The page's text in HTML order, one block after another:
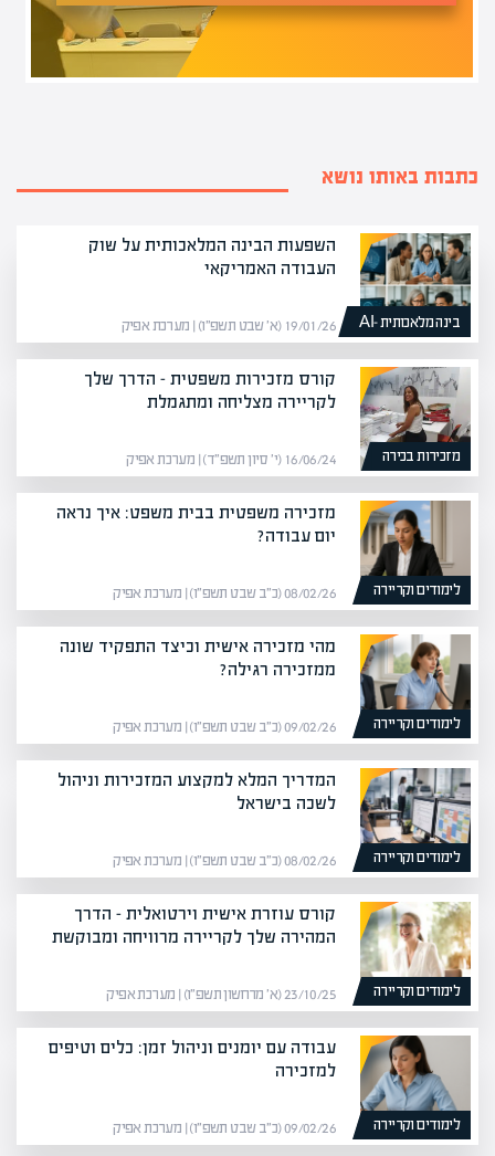
כתבות באותו נושא
בינה מלאכותית -AI
השפעות הבינה המלאכותית על שוק
העבודה האמריקאי
19/01/26 (א׳ שבט תשפ״ו) | מערכת אפיק
מזכירות בכירה
קורס מזכירות משפטית – הדרך שלך
לקריירה מצליחה ומתגמלת
16/06/24 (י׳ סיון תשפ״ד) | מערכת אפיק
לימודים וקריירה
מזכירה משפטית בבית משפט: איך נראה
יום עבודה?
08/02/26 (כ״ב שבט תשפ״ו) | מערכת אפיק
לימודים וקריירה
מהי מזכירה אישית וכיצד התפקיד שונה
ממזכירה רגילה?
09/02/26 (כ״ב שבט תשפ״ו) | מערכת אפיק
לימודים וקריירה
המדריך המלא למקצוע המזכירות וניהול
לשכה בישראל
08/02/26 (כ״ב שבט תשפ״ו) | מערכת אפיק
לימודים וקריירה
קורס עוזרת אישית וירטואלית – הדרך
המהירה שלך לקריירה מרוויחה ומבוקשת
23/10/25 (א׳ מרחשון תשפ״ו) | מערכת אפיק
לימודים וקריירה
עבודה עם יומנים וניהול זמן: כלים וטיפים
למזכירה
09/02/26 (כ״ב שבט תשפ״ו) | מערכת אפיק